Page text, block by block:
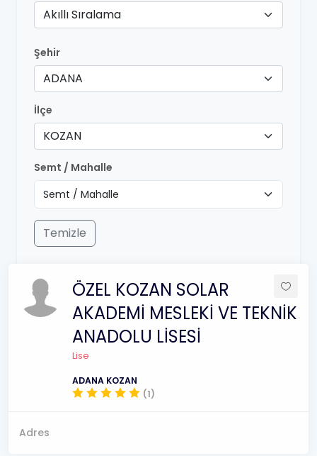
Akıllı Sıralama
Şehir
ADANA
İlçe
KOZAN
Semt / Mahalle
Temizle
ÖZEL KOZAN SOLAR
AKADEMİ MESLEKİ VE TEKNİK
ANADOLU LİSESİ
Lise
ADANA KOZAN
(1)
Adres